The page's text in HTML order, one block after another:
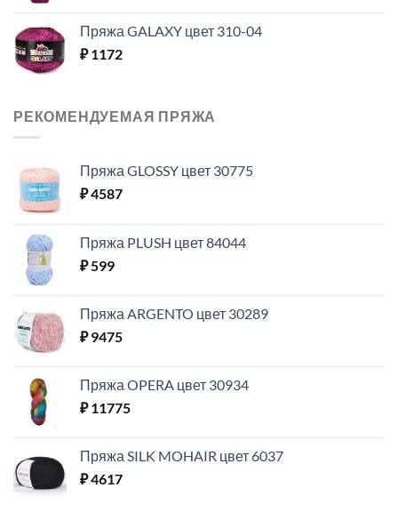
Пряжа GALAXY цвет 310-04
₽1172
РЕКОМЕНДУЕМАЯ ПРЯЖА
Пряжа GLOSSY цвет 30775
₽4587
Пряжа PLUSH цвет 84044
₽599
Пряжа ARGENTO цвет 30289
₽9475
Пряжа OPERA цвет 30934
₽11775
Пряжа SILK MOHAIR цвет 6037
₽4617